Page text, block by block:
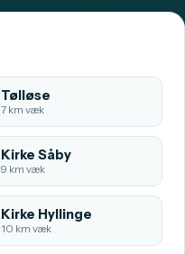
Tølløse
7 km væk
Kirke Såby
9 km væk
Kirke Hyllinge
10 km væk